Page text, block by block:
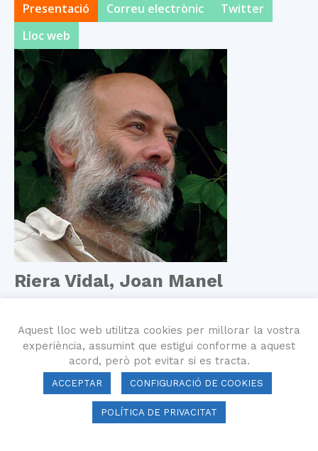
Presentació Correu electrònic
Twitter
Lloc web
Riera Vidal, Joan Manel
Catalunya
Presentació Correu electrònic Lloc web
Aquest lloc web utilitza cookies per millorar la vostra
experiència, assumint que estigui conforme a aquest
acord, però pot evitar si es tracta.
ACCEPTAR CONFIGURACIÓ DE COOKIES
POLÍTICA DE PRIVACITAT